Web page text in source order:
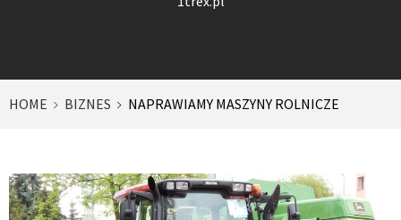
HOME BIZNES NAPRAWIAMY MASZYNY ROLNICZE